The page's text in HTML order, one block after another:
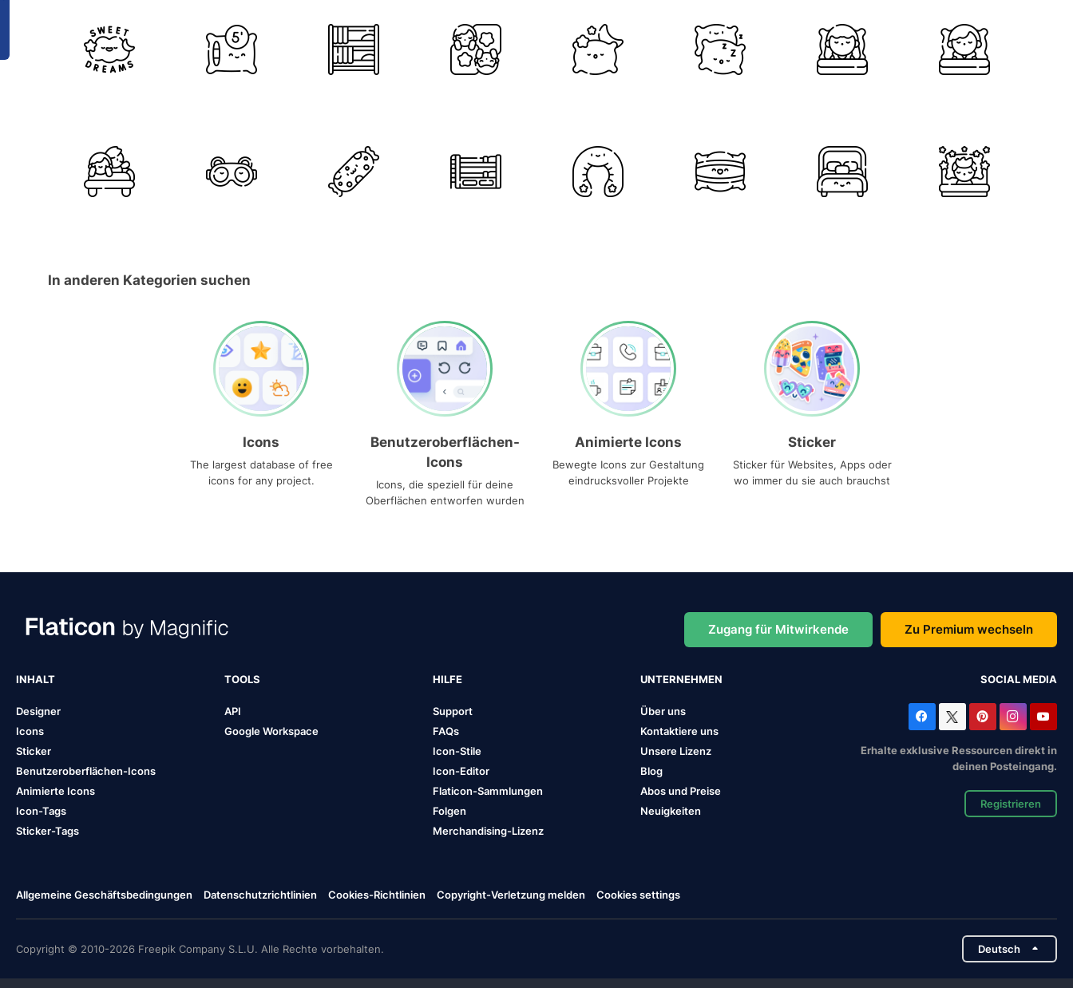
In anderen Kategorien suchen
Icons
The largest database of free
icons for any project.
Benutzeroberflächen-
Icons
Icons, die speziell für deine
Oberflächen entworfen wurden
Animierte Icons
Bewegte Icons zur Gestaltung
eindrucksvoller Projekte
Sticker
Sticker für Websites, Apps oder
wo immer du sie auch brauchst
Zugang für Mitwirkende Zu Premium wechseln
INHALT
Designer
Icons
Sticker
Benutzeroberflächen-Icons
Animierte Icons
Icon-Tags
Sticker-Tags
TOOLS
API
Google Workspace
HILFE
Support
FAQs
Icon-Stile
Icon-Editor
Flaticon-Sammlungen
Folgen
Merchandising-Lizenz
UNTERNEHMEN
Über uns
Kontaktiere uns
Unsere Lizenz
Blog
Abos und Preise
Neuigkeiten
SOCIAL MEDIA
Erhalte exklusive Ressourcen direkt in
deinen Posteingang.
Registrieren
Allgemeine Geschäftsbedingungen Datenschutzrichtlinien Cookies-Richtlinien Copyright-Verletzung melden Cookies settings
Copyright © 2010-2026 Freepik Company S.L.U. Alle Rechte vorbehalten. Deutsch